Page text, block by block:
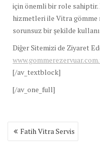
için önemli bir role
hizmetleri ile Vitra gömme
sorunsuz bir şekilde
Diğer Sitemizi de Ziyaret
[/av_textblock]
[/av_one_full]
Yazı
gezinmesi
Fatih Vitra Servis